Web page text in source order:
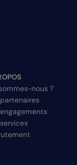
nous ?